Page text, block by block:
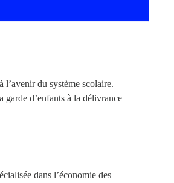
du système scolaire.
garde d’enfants à la délivrance
dans l’économie des